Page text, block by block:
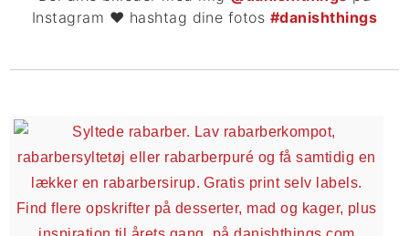
Instagram ❤ hashtag dine fotos #danishthings